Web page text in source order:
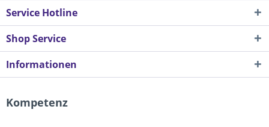
Service Hotline
Shop Service
Informationen
Kompetenz